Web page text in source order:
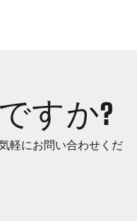
すか?
軽にお問い合わせくだ